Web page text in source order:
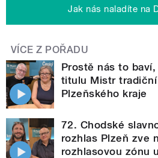
Jak nás naladíte na
VÍCE Z POŘADU
Prostě nás to
titulu Mistr
Plzeňského kraje
72. Chodské
rozhlas Plzeň zve
rozhlasovou zónu